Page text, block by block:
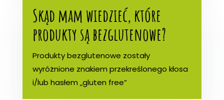
Skąd mam wiedzieć, które
produkty są bezglutenowe?
Produkty bezglutenowe zostały
wyróżnione znakiem przekreślonego kłosa
i/lub hasłem „gluten free”